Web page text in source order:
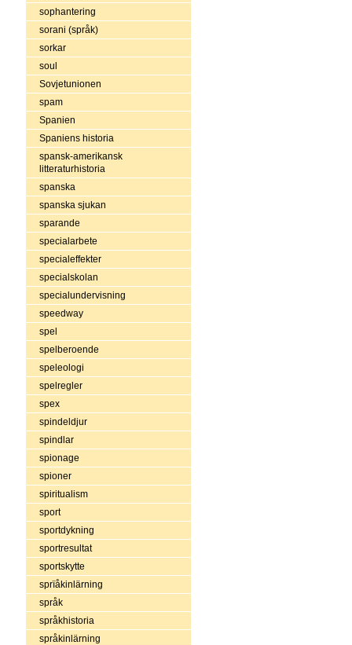
sophantering
sorani (språk)
sorkar
soul
Sovjetunionen
spam
Spanien
Spaniens historia
spansk-amerikansk
litteraturhistoria
spanska
spanska sjukan
sparande
specialarbete
specialeffekter
specialskolan
specialundervisning
speedway
spel
spelberoende
speleologi
spelregler
spex
spindeldjur
spindlar
spionage
spioner
spiritualism
sport
sportdykning
sportresultat
sportskytte
sprïåkinlärning
språk
språkhistoria
språkinlärning